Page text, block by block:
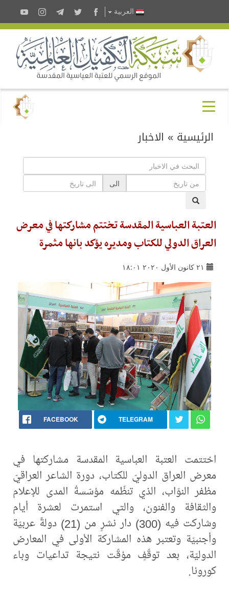
العربية
الرئيسية » الاخبار
الى
العتبة العباسية المقدسة تختتم مشاركتها في معرض
العراق الدولي للكتاب ومديره يؤكد بانها مثمرة
٢١ كانون الأول ٢٠٢٠ ١٨:٠١
FACEBOOK TELEGRAM
اختتمت العتبة العباسية المقدسة مشاركتها في
معرض العراق الدوليّ للكتاب، دورة الشاعر العراقيّ
مظفر النوّاب، الذي تنظّمه مؤسّسةُ المدى للإعلام
والثقافة والفنون، والتي استمرت لعشرة أيام
وشاركت فيه (300) دار نشرٍ من (21) دولةً عربيّة
وأجنبيّة وتعتبر هذه المشاركة الأولى في المعارض
الدوليّة، بعد توقّفٍ مؤقّت نتيجة تداعيات وباء
كورونا.